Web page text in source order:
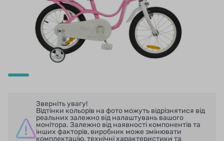
Зверніть увагу!
Відтінки кольорів на фото можуть відрізнятися від
реальних залежно від налаштувань вашого
монітора. Залежно від наявності компонентів та
інших факторів, виробник може змінювати
комплектацію, технічні характеристики та